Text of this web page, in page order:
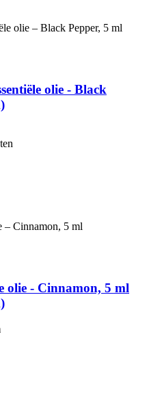
olie - Black
olie - Cinnamon, 5 ml